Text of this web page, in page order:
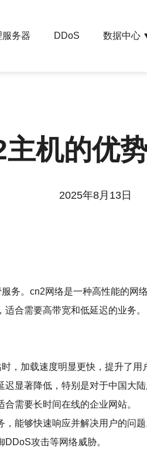
服务器 DDoS 数据中心
机的优
2025年8月13日
务。cn2网络是一种高性能的
合需要高带宽和低延迟的业务。
，加载速度明显更快，提升了用
显著降低，特别是对于中国大陆
需要长时间在线的企业网站。
能够快速响应并解决用户的问题
攻击等网络威胁。